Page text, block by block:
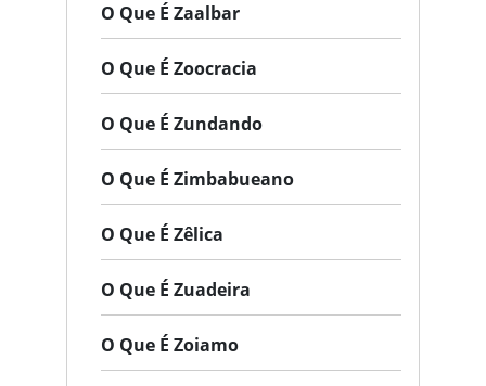
O Que É Zaalbar
O Que É Zoocracia
O Que É Zundando
O Que É Zimbabueano
O Que É Zêlica
O Que É Zuadeira
O Que É Zoiamo